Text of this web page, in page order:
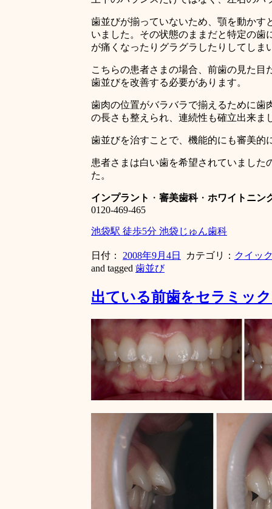
歯並びが揃っていないため、顎を動かす
いました。その状態のままだと特定の
が痛くなったりグラグラしたりしてしま
こちらの患者さまの場合、前歯の見た
歯並びを改善する必要があります。
歯肉の位置がバラバラで揃えるために歯
の長さも整えられ、連続性も確立出来ま
歯並びを治すことで、機能的にも審美的
患者さまは白い歯を希望されていまし
た。
インプラント ・ 審美歯科・ ホワイトニン
0120-469-465
池袋駅 徒歩5分 池袋じゅん歯科
日付： 2008年9月4日 カテゴリ： クイッ
and tagged 歯並び
出ている前歯をセラミッ